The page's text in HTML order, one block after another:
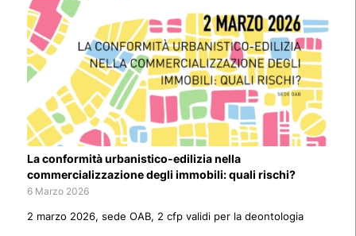
La conformità urbanistico-edilizia nella
commercializzazione degli immobili: quali rischi?
6 Marzo 2026
2 marzo 2026, sede OAB, 2 cfp validi per la deontologia